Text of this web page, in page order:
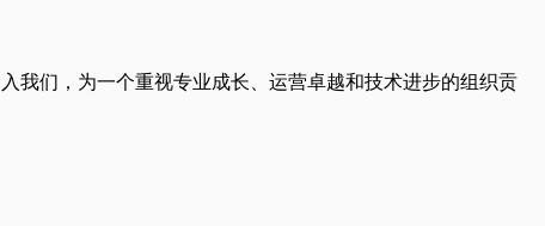
我们，为一个重视专业成长、运营卓越和技术进步的组织贡